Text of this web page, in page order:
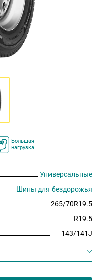
Большая
нагрузка
Универсальные
Шины для бездорожья
265/70R19.5
R19.5
143/141J